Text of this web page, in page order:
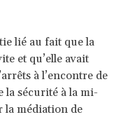
lié au fait que la
et qu’elle avait
à l’encontre de
la sécurité à la mi-
la médiation de